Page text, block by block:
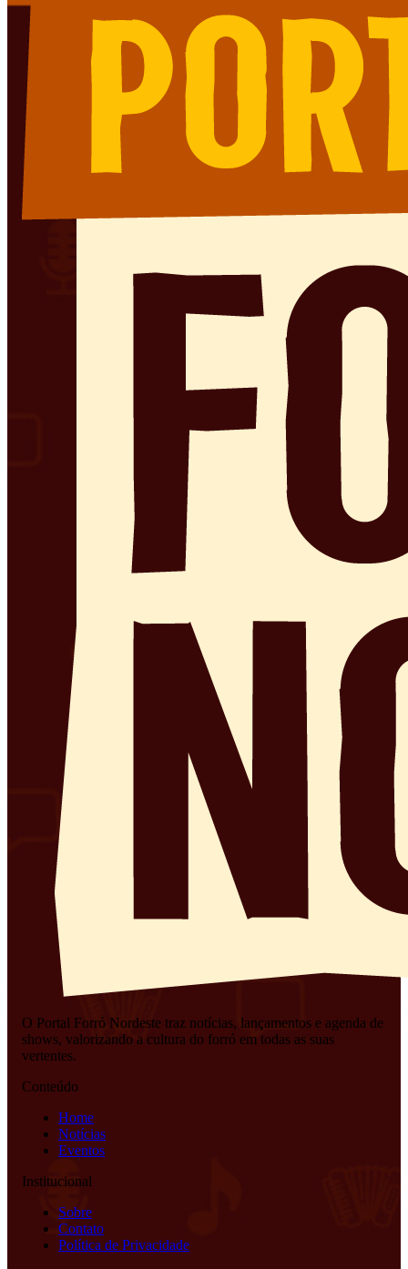
O Portal Forró Nordeste traz notícias, lançamentos e agenda de
shows, valorizando a cultura do forró em todas as suas
vertentes.
Conteúdo
Home
Notícias
Eventos
Institucional
Sobre
Contato
Política de Privacidade